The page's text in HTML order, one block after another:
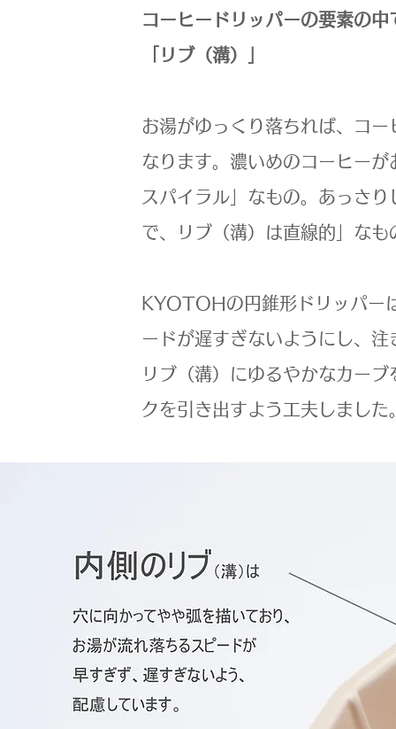
コーヒードリッパーの要素の
「リブ（溝）」
お湯がゆっくり落ちれば、コ
なります。濃いめのコーヒー
スパイラル」なもの。あっさ
で、リブ（溝）は直線的」な
KYOTOHの円錐形ドリッパー
ードが遅すぎないようにし、注
リブ（溝）にゆるやかなカー
クを引き出すよう工夫しました